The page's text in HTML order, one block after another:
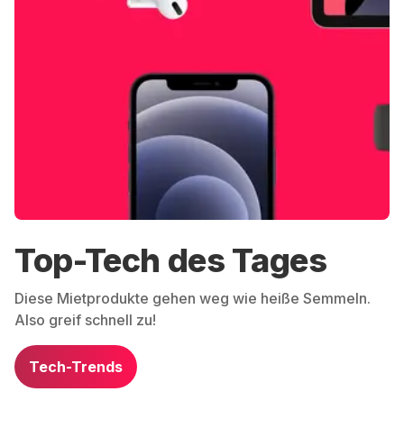
Möglichkeit
besteht nach
Top-Tech des Tages
Diese Mietprodukte gehen weg wie heiße Semmeln.
Also greif schnell zu!
Tech-Trends